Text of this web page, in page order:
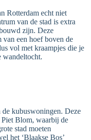
Rotterdam echt niet
van de stad is extra
zijn. Deze
van een hoef boven de
vol met kraampjes die je
wandeltocht.
de kubuswoningen. Deze
Blom, waarbij de
stad moeten
het ‘Blaakse Bos’